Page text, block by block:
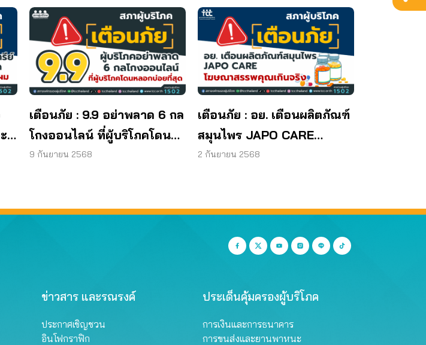
เตือนภัย : 9.9 อย่าพลาด 6 กล
โกงออนไลน์ ที่ผู้บริโภคโดน
หลอกบ่อยที่สุด
9 กันยายน 2568
เตือนภัย : อย. เตือนผลิตภัณฑ์
สมุนไพร JAPO CARE
โฆษณาสรรพคุณเกินจริง
2 กันยายน 2568
ข่าวสาร และรณรงค์
ประกาศเชิญชวน
อินโฟกราฟิก
ประเด็นคุ้มครองผู้บริโภค
การเงินและการธนาคาร
การขนส่งและยานพาหนะ